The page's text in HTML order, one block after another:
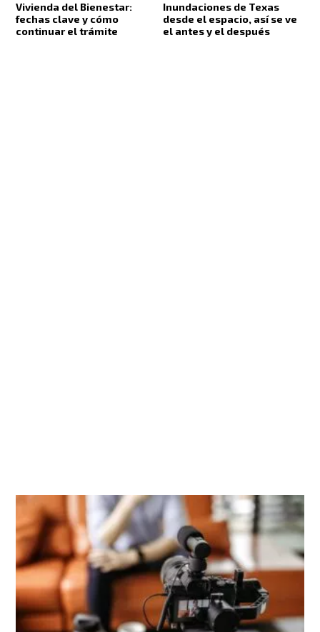
Vivienda del Bienestar:
fechas clave y cómo
continuar el trámite
Inundaciones de Texas
desde el espacio, así se ve
el antes y el después